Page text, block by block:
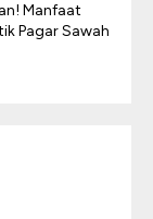
Manfaat
Pagar Sawah